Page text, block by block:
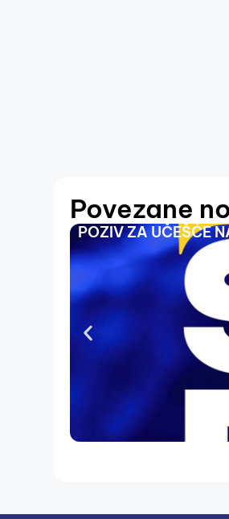
Povezane
POZIV ZA UČEŠĆE